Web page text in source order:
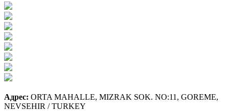
Адрес: ORTA MAHALLE, MIZRAK SOK. NO:11, GOREME,
NEVSEHIR / TURKEY